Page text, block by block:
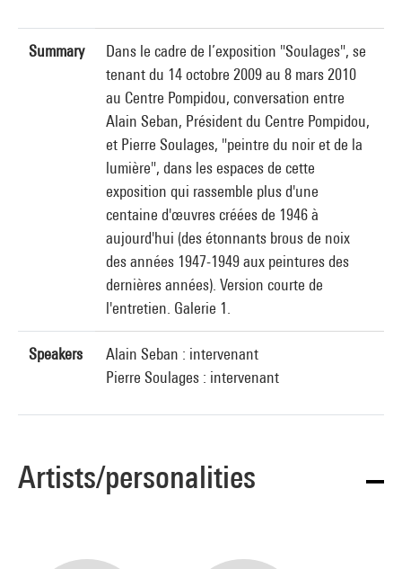
Summary
Dans le cadre de l’exposition "Soulages", se
tenant du 14 octobre 2009 au 8 mars 2010
au Centre Pompidou, conversation entre
Alain Seban, Président du Centre Pompidou,
et Pierre Soulages, "peintre du noir et de la
lumière", dans les espaces de cette
exposition qui rassemble plus d'une
centaine d'œuvres créées de 1946 à
aujourd'hui (des étonnants brous de noix
des années 1947-1949 aux peintures des
dernières années). Version courte de
l'entretien. Galerie 1.
Speakers
Alain Seban : intervenant
Pierre Soulages : intervenant
Artists/personalities